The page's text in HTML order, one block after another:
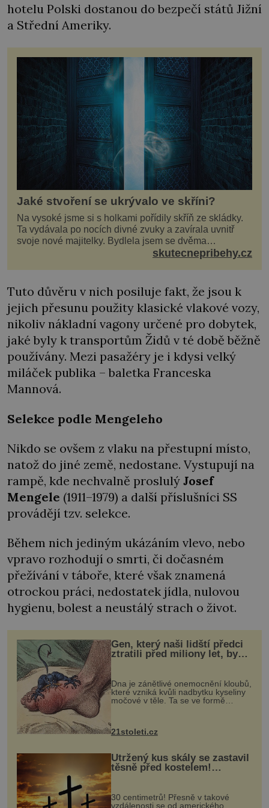
hotelu Polski dostanou do bezpečí států Jižní
a Střední Ameriky.
Jaké stvoření se ukrývalo ve skříni?
Na vysoké jsme si s holkami pořídily skříň ze skládky.
Ta vydávala po nocích divné zvuky a zavírala uvnitř
svoje nové majitelky. Bydlela jsem se dvěma
kamarádkami a bavilo nás zvelebovat si náš byt. Skoro
skutecnepribehy.cz
Tuto důvěru v nich posiluje fakt, že jsou k
jejich přesunu použity klasické vlakové vozy,
nikoliv nákladní vagony určené pro dobytek,
jaké byly k transportům Židů v té době běžně
používány. Mezi pasažéry je i kdysi velký
miláček publika – baletka Franceska
Mannová.
Selekce podle Mengeleho
Nikdo se ovšem z vlaku na přestupní místo,
natož do jiné země, nedostane. Vystupují na
rampě, kde nechvalně proslulý Josef
Mengele (1911–1979) a další příslušníci SS
provádějí tzv. selekce.
Během nich jediným ukázáním vlevo, nebo
vpravo rozhodují o smrti, či dočasném
přežívání v táboře, které však znamená
otrockou práci, nedostatek jídla, nulovou
hygienu, bolest a neustálý strach o život.
Gen, který naši lidští předci
ztratili před miliony let, by
mohl pomoci s léčbou
„nemoci králů“
Dna je zánětlivé onemocnění kloubů,
které vzniká kvůli nadbytku kyseliny
močové v těle. Ta se ve formě
nohou, a způsobuje bole...
21stoleti.cz
Utržený kus skály se zastavil
těsně před kostelem!
Ochránila ho boží síla?
30 centimetrů! Přesně v takové
vzdálenosti se od amerického